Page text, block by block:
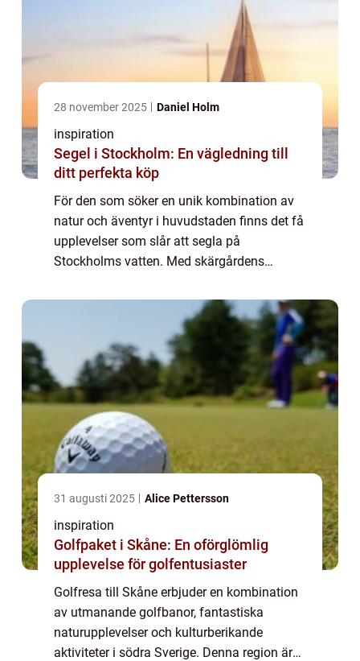
28 november 2025 Daniel Holm
inspiration
Segel i Stockholm: En vägledning till
ditt perfekta köp
För den som söker en unik kombination av
natur och äventyr i huvudstaden finns det få
upplevelser som slår att segla på
Stockholms vatten. Med skärgårdens
sj&oum...
31 augusti 2025 Alice Pettersson
inspiration
Golfpaket i Skåne: En oförglömlig
upplevelse för golfentusiaster
Golfresa till Skåne erbjuder en kombination
av utmanande golfbanor, fantastiska
naturupplevelser och kulturberikande
aktiviteter i södra Sverige. Denna region är